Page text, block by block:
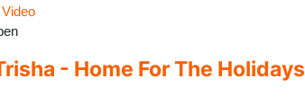
- Home For The Holidays